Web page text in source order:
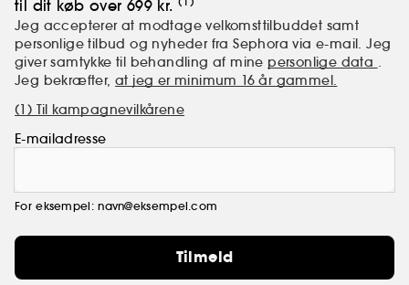
til dit køb over 699 kr.
Jeg accepterer at modtage velkomsttilbuddet samt
personlige tilbud og nyheder fra Sephora via e-mail. Jeg
giver samtykke til behandling af mine personlige data
Jeg bekræfter,at jeg er minimum 16 år gammel.
(1) Til kampagnevilkårene
E-mailadresse
For eksempel: navn@eksempel.com
Tilmeld